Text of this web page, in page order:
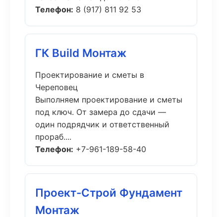
Телефон: 8 (917) 811 92 53
ГК Build Монтаж
Проектирование и сметы в
Череповец
Выполняем проектирование и сметы
под ключ. От замера до сдачи —
один подрядчик и ответственный
прораб....
Телефон: +7-961-189-58-40
Проект-Строй Фундамент
Монтаж